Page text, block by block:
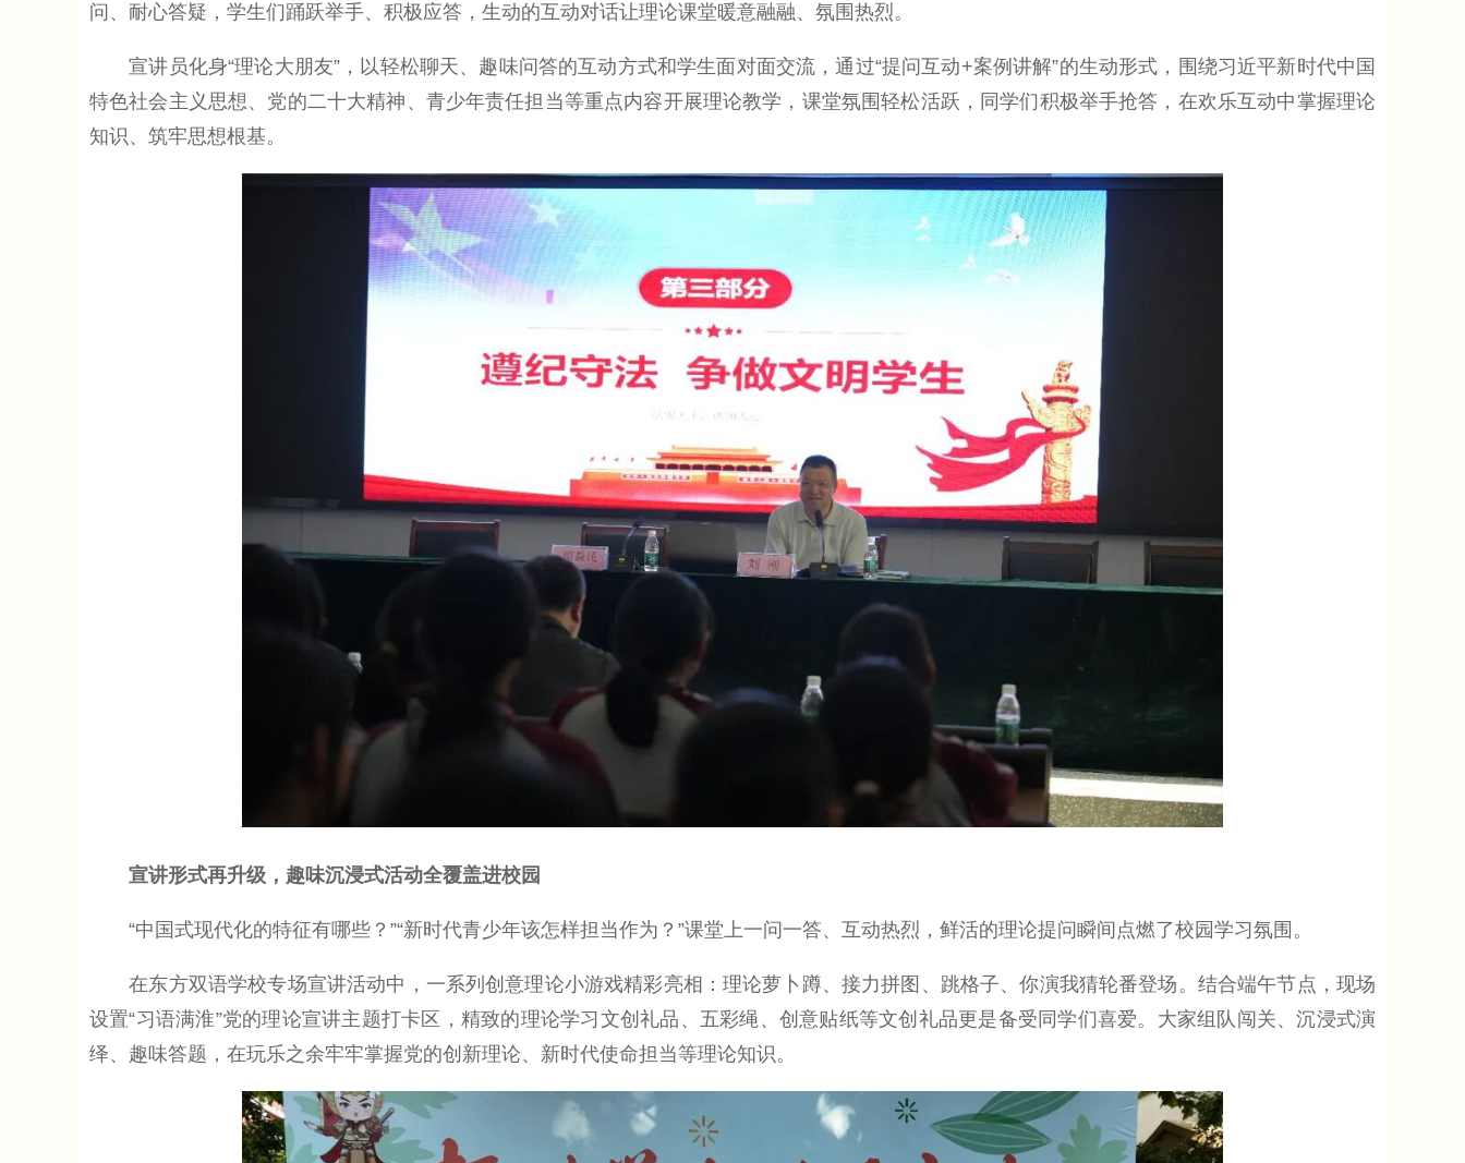
问、耐心答疑，学生们踊跃举手、积极应答，生动的互动对话让理论课堂暖意融融、氛围热烈。
宣讲员化身“理论大朋友”，以轻松聊天、趣味问答的互动方式和学生面对面交流，通过“提问互动+案例讲解”的生动形式，围绕习近平新时代中国
特色社会主义思想、党的二十大精神、青少年责任担当等重点内容开展理论教学，课堂氛围轻松活跃，同学们积极举手抢答，在欢乐互动中掌握理论
知识、筑牢思想根基。
宣讲形式再升级，趣味沉浸式活动全覆盖进校园
“中国式现代化的特征有哪些？”“新时代青少年该怎样担当作为？”课堂上一问一答、互动热烈，鲜活的理论提问瞬间点燃了校园学习氛围。
在东方双语学校专场宣讲活动中，一系列创意理论小游戏精彩亮相：理论萝卜蹲、接力拼图、跳格子、你演我猜轮番登场。结合端午节点，现场
设置“习语满淮”党的理论宣讲主题打卡区，精致的理论学习文创礼品、五彩绳、创意贴纸等文创礼品更是备受同学们喜爱。大家组队闯关、沉浸式演
绎、趣味答题，在玩乐之余牢牢掌握党的创新理论、新时代使命担当等理论知识。